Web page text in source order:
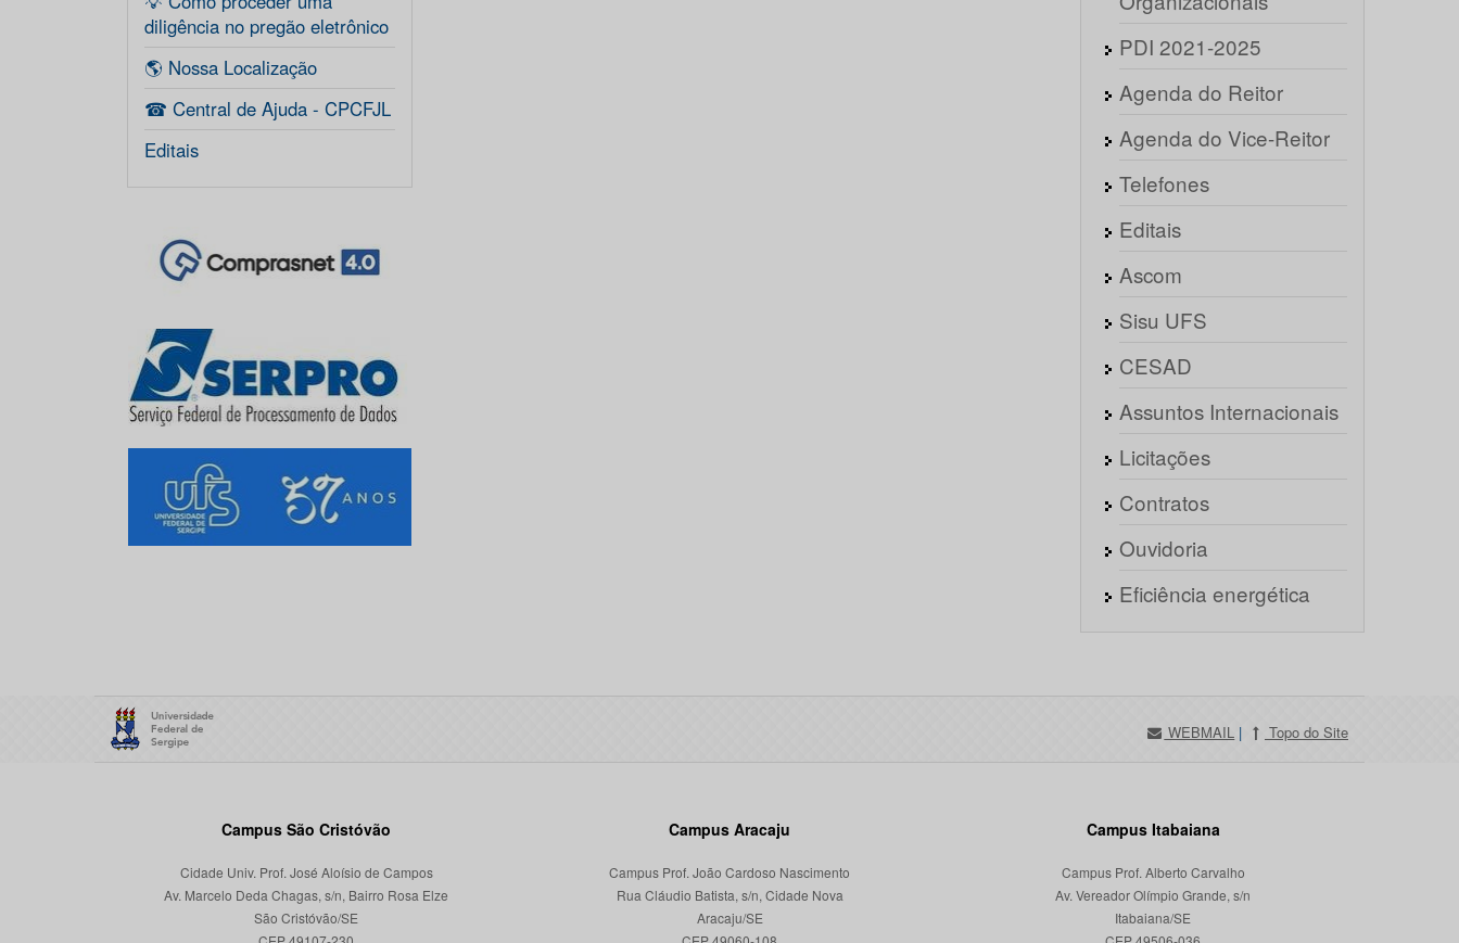
diligência no pregão eletrônico
🌎 Nossa Localização
☎ Central de Ajuda - CPCFJL
Editais
PDI 2021-2025
Agenda do Reitor
Agenda do Vice-Reitor
Telefones
Editais
Ascom
Sisu UFS
CESAD
Assuntos Internacionais
Licitações
Contratos
Ouvidoria
Eficiência energética
WEBMAIL | Topo do Site
Campus São Cristóvão
Cidade Univ. Prof. José Aloísio de Campos
Av. Marcelo Deda Chagas, s/n, Bairro Rosa Elze
São Cristóvão/SE
Campus Aracaju
Campus Prof. João Cardoso Nascimento
Rua Cláudio Batista, s/n, Cidade Nova
Aracaju/SE
Campus Itabaiana
Campus Prof. Alberto Carvalho
Av. Vereador Olímpio Grande, s/n
Itabaiana/SE